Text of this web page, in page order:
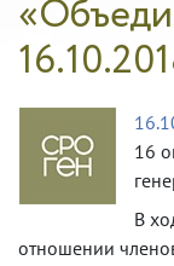
16
В
отношении